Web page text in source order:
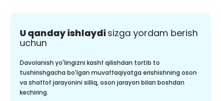
U qanday ishlaydi sizga yordam berish
uchun
Davolanish yo'lingizni kashf qilishdan tortib to
tushirishgacha bo'lgan muvaffaqiyatga erishishning oson
va shaffof jarayonini silliq, oson jarayon bilan boshdan
kechiring.